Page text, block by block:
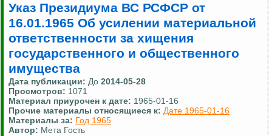
Указ Президиума ВС РСФСР от
16.01.1965 Об усилении материальной
ответственности за хищения
государственного и общественного
имущества
Дата публикации: До 2014-05-28
Просмотров: 1071
Материал приурочен к дате: 1965-01-16
Прочие материалы относящиеся к: Дате 1965-01-16
Материалы за: Год 1965
Автор: Мета Гость